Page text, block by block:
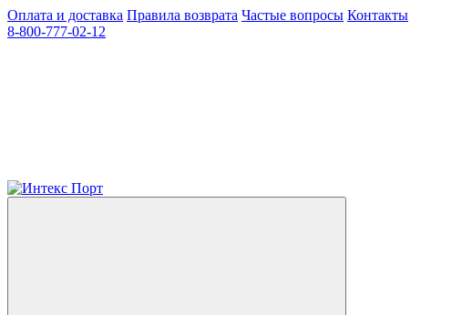
Оплата и доставка Правила возврата Частые вопросы Контакты
8-800-777-02-12